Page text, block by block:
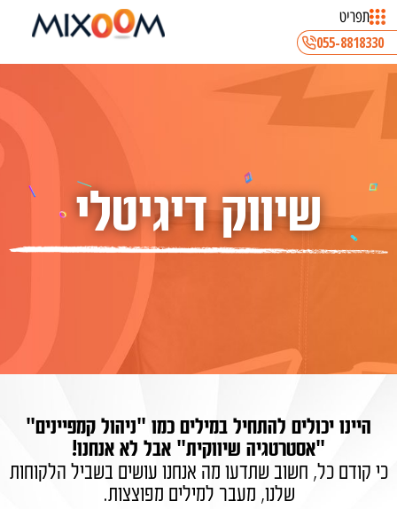
תפריט
055-8818330
שיווק דיגיטלי
היינו יכולים להתחיל במילים כמו "ניהול קמפיינים"
"אסטרטגיה שיווקית" אבל לא אנחנו!
כי קודם כל, חשוב שתדעו מה אנחנו עושים בשביל הלקוחות
שלנו, מעבר למילים מפוצצות.